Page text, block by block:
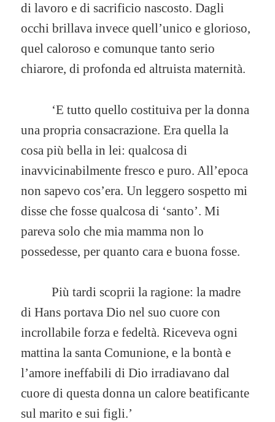
di lavoro e di sacrificio nascosto. Dagli
occhi brillava invece quell’unico e glorioso,
quel caloroso e comunque tanto serio
chiarore, di profonda ed altruista maternità.
‘E tutto quello costituiva per la donna
una propria consacrazione. Era quella la
cosa più bella in lei: qualcosa di
inavvicinabilmente fresco e puro. All’epoca
non sapevo cos’era. Un leggero sospetto mi
disse che fosse qualcosa di ‘santo’. Mi
pareva solo che mia mamma non lo
possedesse, per quanto cara e buona fosse.
Più tardi scoprii la ragione: la madre
di Hans portava Dio nel suo cuore con
incrollabile forza e fedeltà. Riceveva ogni
mattina la santa Comunione, e la bontà e
l’amore ineffabili di Dio irradiavano dal
cuore di questa donna un calore beatificante
sul marito e sui figli.’